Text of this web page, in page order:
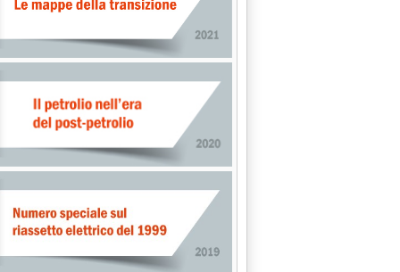
RISPONDE AD INTERROGAZIONE STRADA-TESTA